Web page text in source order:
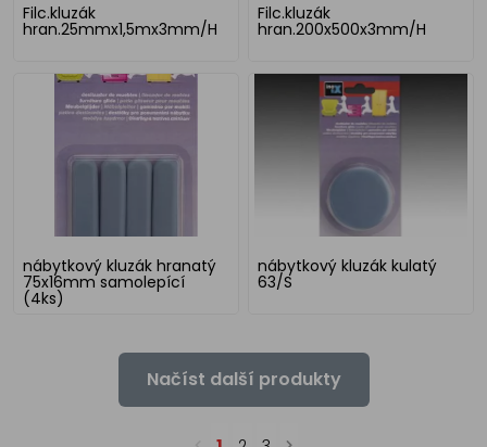
Filc.kluzák
hran.25mmx1,5mx3mm/H
Filc.kluzák
hran.200x500x3mm/H
nábytkový kluzák hranatý
75x16mm samolepící
(4ks)
nábytkový kluzák kulatý
63/S
Načíst další produkty